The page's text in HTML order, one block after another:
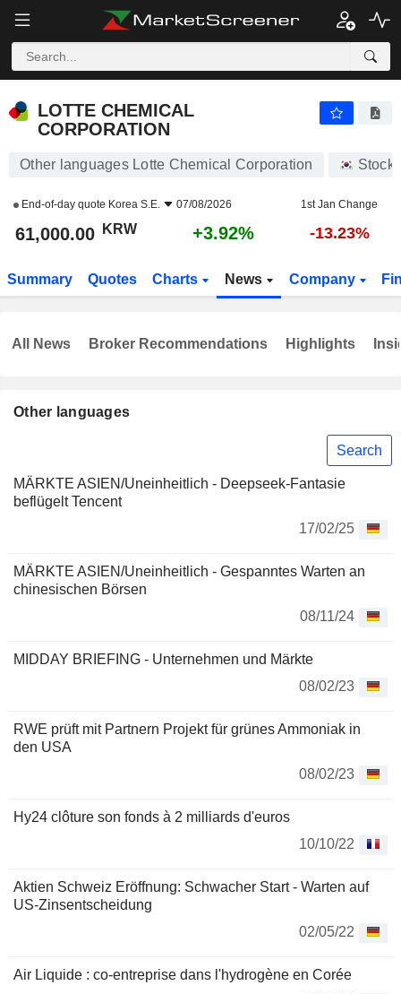
LOTTE CHEMICAL
CORPORATION
Other languages Lotte Chemical Corporation Stocks
End-of-day quote Korea S.E. 07/08/2026 1st Jan Change
61,000.00 KRW +3.92% -13.23%
Summary Quotes Charts News Company
Other languages
Search
MÄRKTE ASIEN/Uneinheitlich - Deepseek-Fantasie
beflügelt Tencent
17/02/25
MÄRKTE ASIEN/Uneinheitlich - Gespanntes Warten an
chinesischen Börsen
08/11/24
MIDDAY BRIEFING - Unternehmen und Märkte
08/02/23
RWE prüft mit Partnern Projekt für grünes Ammoniak in
den USA
08/02/23
Hy24 clôture son fonds à 2 milliards d'euros
10/10/22
Aktien Schweiz Eröffnung: Schwacher Start - Warten auf
US-Zinsentscheidung
02/05/22
Air Liquide : co-entreprise dans l'hydrogène en Corée
All News Broker Recommendations Highlights